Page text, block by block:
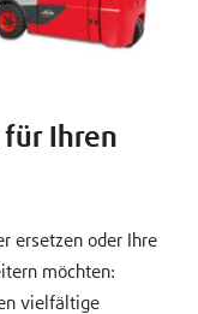
für Ihren
ersetzen oder Ihre
möchten:
vielfältige